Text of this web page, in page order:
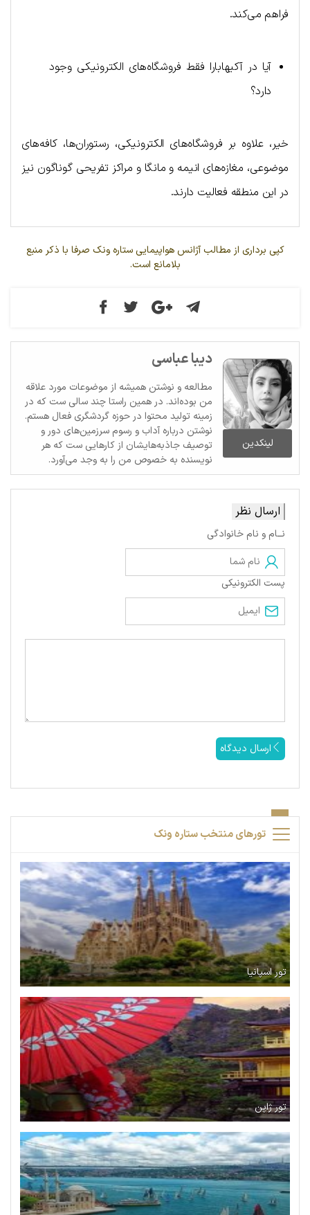
فراهم می‌کند.
آیا در آکیهابارا فقط فروشگاه‌های الکترونیکی وجود
دارد؟
خیر، علاوه بر فروشگاه‌های الکترونیکی، رستوران‌ها، کافه‌های
موضوعی، مغازه‌های انیمه و مانگا و مراکز تفریحی گوناگون نیز
در این منطقه فعالیت دارند.
کپی برداری از مطالب آژانس هواپیمایی ستاره ونک صرفا با ذکر منبع
بلامانع است.
لینکدین
دیبا عباسی
مطالعه و نوشتن همیشه از موضوعات مورد علاقه
من بوده‌اند. در همین راستا چند سالی ست که در
زمینه تولید محتوا در حوزه گردشگری فعال هستم.
نوشتن درباره آداب و رسوم سرزمین‌های دور و
توصیف جاذبه‌هایشان از کارهایی ست که هر
نویسنده به خصوص من را به وجد می‌آورد.
ارسال نظر
نــام و نام خانوادگی
پست الکترونیکی
ارسال دیدگاه
تورهای منتخب ستاره ونک
تور اسپانیا
تور ژاپن